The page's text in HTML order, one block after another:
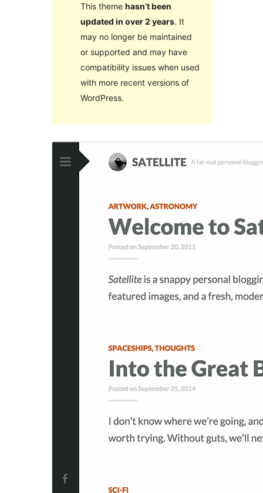
This theme hasn’t been
updated in over 2 years. It
may no longer be maintained
or supported and may have
compatibility issues when used
with more recent versions of
WordPress.